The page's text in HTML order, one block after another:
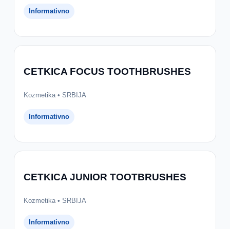
Informativno
CETKICA FOCUS TOOTHBRUSHES
Kozmetika • SRBIJA
Informativno
CETKICA JUNIOR TOOTBRUSHES
Kozmetika • SRBIJA
Informativno